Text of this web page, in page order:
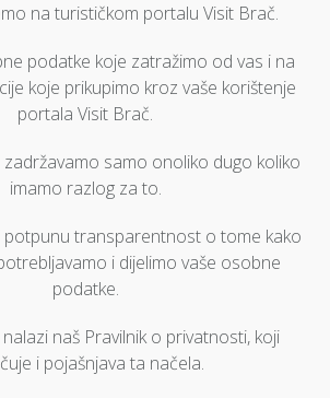
na turističkom portalu Visit Brač.
podatke koje zatražimo od vas i na
koje prikupimo kroz vaše korištenje
portala Visit Brač.
samo onoliko dugo koliko
imamo razlog za to.
potpunu transparentnost o tome kako
i dijelimo vaše osobne
podatke.
naš Pravilnik o privatnosti, koji
i pojašnjava ta načela.